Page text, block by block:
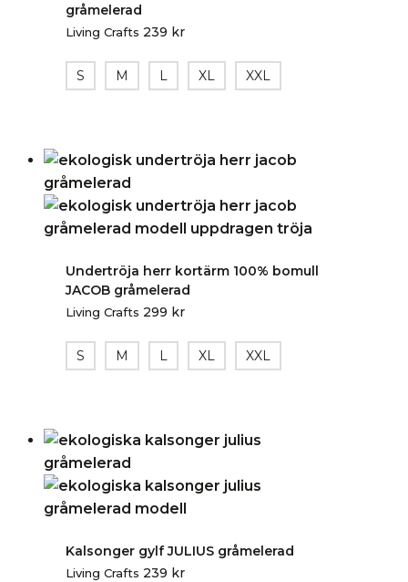
gråmelerad
Living Crafts 239 kr
S M L XL XXL
Undertröja herr kortärm 100% bomull
JACOB gråmelerad
Living Crafts 299 kr
S M L XL XXL
Kalsonger gylf JULIUS gråmelerad
Living Crafts 239 kr